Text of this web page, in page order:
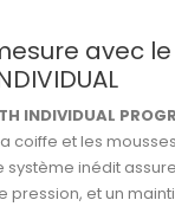
avec
INDIVIDUAL
coiffe et les
système inédit
pression, et un